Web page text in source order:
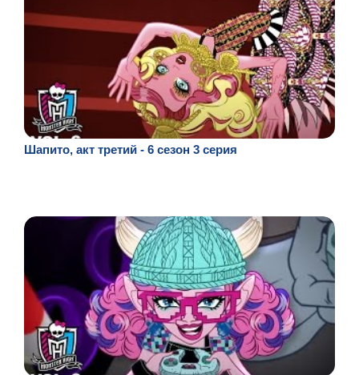
Шапито, акт третий - 6 сезон 3 серия